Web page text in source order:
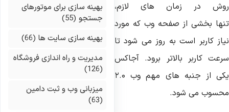
در زمان های
لازم،
بخشی از صفحه وب که
مورد
کاربر است به روز می شود
تا
کاربربالاتر برود. آجاکس
از جنبه های مهم وب۲.۰
می شود.
بهینه سازی برای موتورهای
جستجو(55)
بهینه سازی سایت ها(66)
مدیریت و راه اندازی فروشگاه
میزبانی وب و ثبت دامین